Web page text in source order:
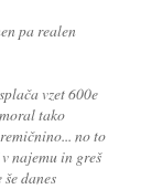
pa realen
vzet 600e
tako
no to
najemu in greš
danes